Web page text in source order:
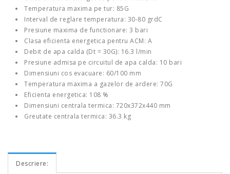
Temperatura maxima pe tur: 85G
Interval de reglare temperatura: 30-80 grdC
Presiune maxima de functionare: 3 bari
Clasa eficienta energetica pentru ACM: A
Debit de apa calda (Dt = 30G): 16.3 l/min
Presiune admisa pe circuitul de apa calda: 10 bari
Dimensiuni cos evacuare: 60/100 mm
Temperatura maxima a gazelor de ardere: 70G
Eficienta energetica: 108 %
Dimensiuni centrala termica: 720x372x440 mm
Greutate centrala termica: 36.3 kg
Descriere: